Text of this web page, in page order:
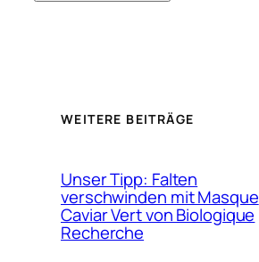
WEITERE BEITRÄGE
Unser Tipp: Falten
verschwinden mit Masque
Caviar Vert von Biologique
Recherche